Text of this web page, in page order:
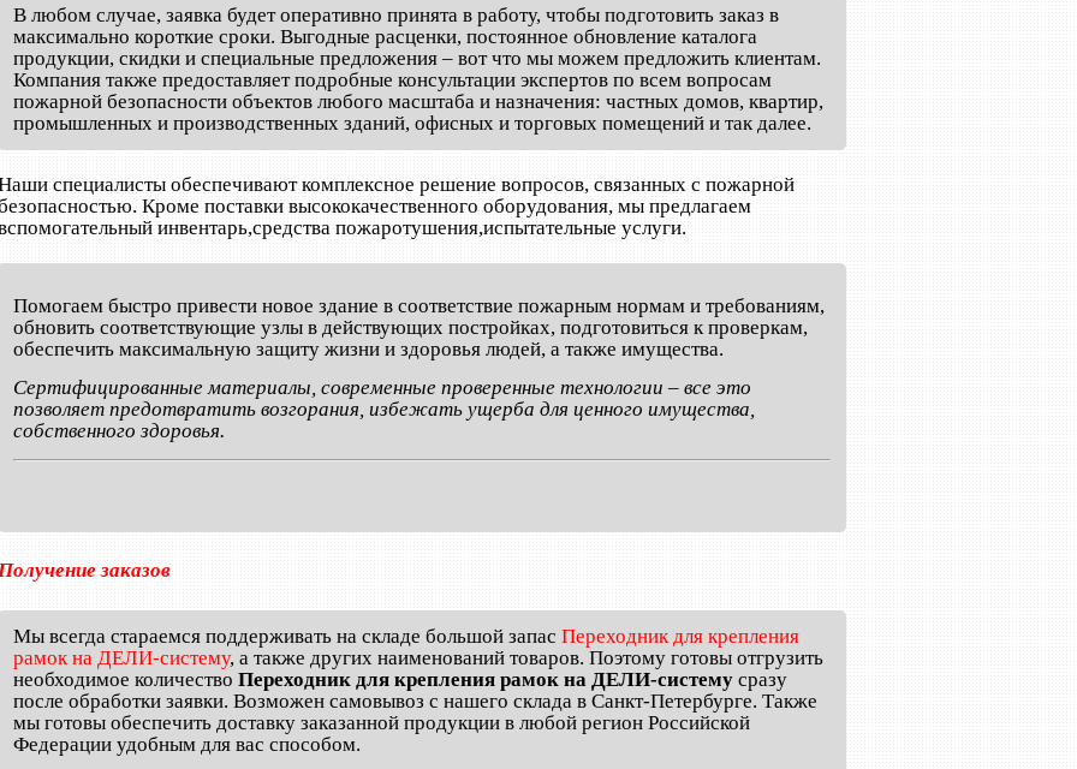
В любом случае, заявка будет оперативно принята в работу, чтобы подготовить заказ в
максимально короткие сроки. Выгодные расценки, постоянное обновление каталога
продукции, скидки и специальные предложения – вот что мы можем предложить клиентам.
Компания также предоставляет подробные консультации экспертов по всем вопросам
пожарной безопасности объектов любого масштаба и назначения: частных домов, квартир,
промышленных и производственных зданий, офисных и торговых помещений и так далее.
специалисты обеспечивают комплексное решение вопросов, связанных с пожарной
Кроме поставки высококачественного оборудования, мы предлагаем
инвентарь,средства пожаротушения,испытательные услуги.
Помогаем быстро привести новое здание в соответствие пожарным нормам и требованиям,
обновить соответствующие узлы в действующих постройках, подготовиться к проверкам,
обеспечить максимальную защиту жизни и здоровья людей, а также имущества.
Сертифицированные материалы, современные проверенные технологии – все это
позволяет предотвратить возгорания, избежать ущерба для ценного имущества,
собственного здоровья.
заказов
Мы всегда стараемся поддерживать на складе большой запас Переходник для крепления
рамок на ДЕЛИ-систему, а также других наименований товаров. Поэтому готовы отгрузить
необходимое количество Переходник для крепления рамок на ДЕЛИ-систему сразу
после обработки заявки. Возможен самовывоз с нашего склада в Санкт-Петербурге. Также
мы готовы обеспечить доставку заказанной продукции в любой регион Российской
Федерации удобным для вас способом.
СИСТЕМ ПО ГОСТ ПРОВЕРКА И АУДИТ ЗДАНИЙ ПРОЕКТЫ, АКТЫ, ЗАКЛЮЧЕНИЯ